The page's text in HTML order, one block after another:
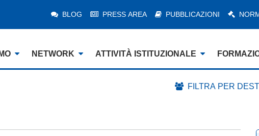
BLOG PRESS AREA PUBBLICAZIONI
NETWORK ATTIVITÀ ISTITUZIONALE
FILTRA PER